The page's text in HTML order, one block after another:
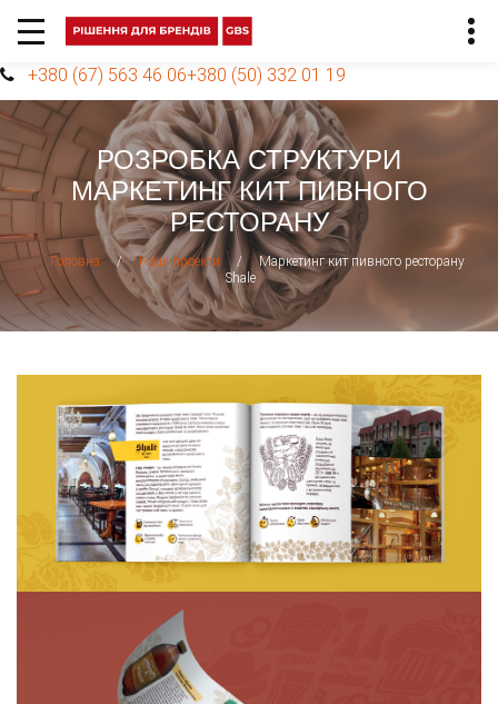
+380 (67) 563 46 06+380 (50) 332 01 19
РОЗРОБКА СТРУКТУРИ
МАРКЕТИНГ КИТ ПИВНОГО
РЕСТОРАНУ
Головна / Наші проекти /
Маркетинг кит пивного ресторану
Shale